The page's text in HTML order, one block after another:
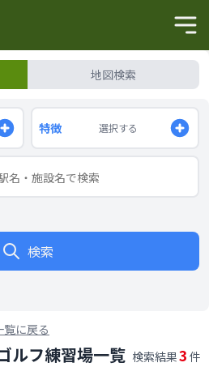
地図検索
特徴 選択する
検索
に戻る
ルフ練習場一覧 検索結果3 件